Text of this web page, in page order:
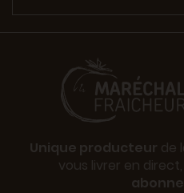
Unique producteur de
vous livrer en direct,